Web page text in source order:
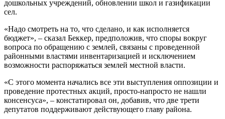
дошкольных учреждений, обновлении школ и газификации
сел.
«Надо смотреть на то, что сделано, и как исполняется
бюджет», – сказал Беккер, предположив, что споры вокруг
вопроса по обращению с землей, связаны с проведенной
районными властями инвентаризацией и исключением
возможности распоряжаться землей местной власти.
«С этого момента начались все эти выступления оппозиции и
проведение протестных акций, просто-напросто не нашли
консенсуса», – констатировал он, добавив, что две трети
депутатов поддерживают действующего главу района.